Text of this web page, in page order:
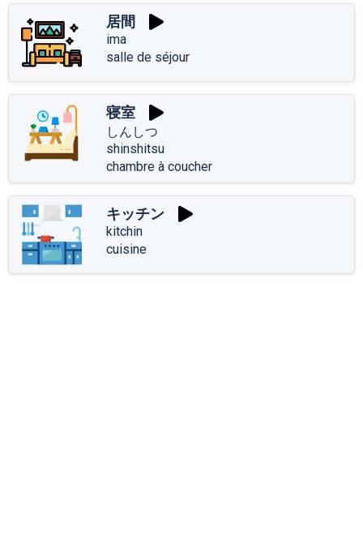
居間
ima
salle de séjour
寝室
しんしつ
shinshitsu
chambre à coucher
キッチン
kitchin
cuisine